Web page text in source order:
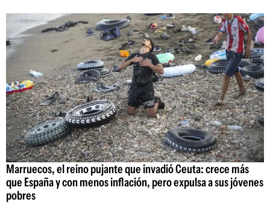
Marruecos, el reino pujante que invadió Ceuta: crece más
que España y con menos inflación, pero expulsa a sus jóvenes
pobres